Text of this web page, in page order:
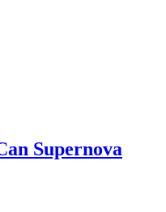
Supernova